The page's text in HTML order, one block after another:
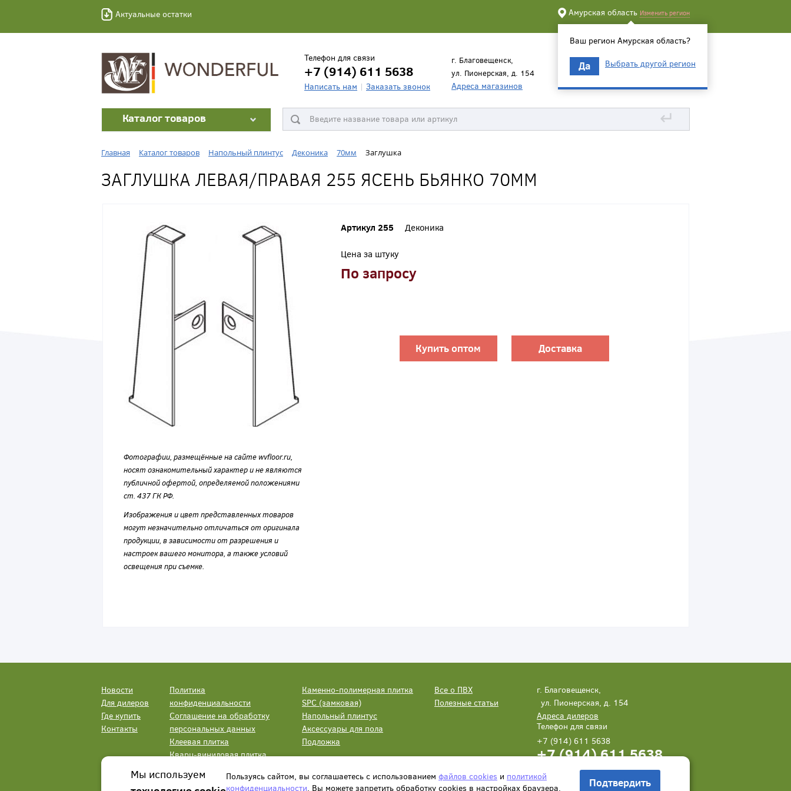
Актуальные остатки Амурская область Изменить регион
Ваш регион Амурская область?
Да Выбрать другой регион
Телефон для связи
+7 (914) 611 5638
Написать нам Заказать звонок
г. Благовещенск,
ул. Пионерская, д. 154
Адреса магазинов
Каталог товаров ↵
Главная Каталог товаров Напольный плинтус Деконика 70мм Заглушка
ЗАГЛУШКА ЛЕВАЯ/ПРАВАЯ 255 ЯСЕНЬ БЬЯНКО 70ММ
Фотографии, размещённые на сайте wvfloor.ru,
носят ознакомительный характер и не являются
публичной офертой, определяемой положениями
ст. 437 ГК РФ.
Изображения и цвет представленных товаров
могут незначительно отличаться от оригинала
продукции, в зависимости от разрешения и
настроек вашего монитора, а также условий
освещения при съемке.
Артикул 255 Деконика
Цена за штуку
По запросу
Купить оптом Доставка
Новости
Для дилеров
Где купить
Контакты
Политика
конфиденциальности
Соглашение на обработку
персональных данных
Клеевая плитка
Кварц-виниловая плитка
Каменно-полимерная плитка
SPC (замковая)
Напольный плинтус
Аксессуары для пола
Подложка
Все о ПВХ
Полезные статьи
г. Благовещенск,
ул. Пионерская, д. 154
Адреса дилеров
Телефон для связи
+7 (914) 611 5638
+7 (914) 611 5638
Написать нам Заказать звонок
Мы используем
Пользуясь сайтом, вы соглашаетесь с использованием файлов cookies и политикой
конфиденциальности. Вы можете запретить обработку сookies в настройках браузера. Подтвердить